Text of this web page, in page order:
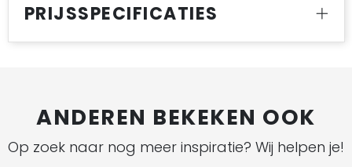
PRIJSSPECIFICATIES
ANDEREN BEKEKEN OOK
Op zoek naar nog meer inspiratie? Wij helpen je!